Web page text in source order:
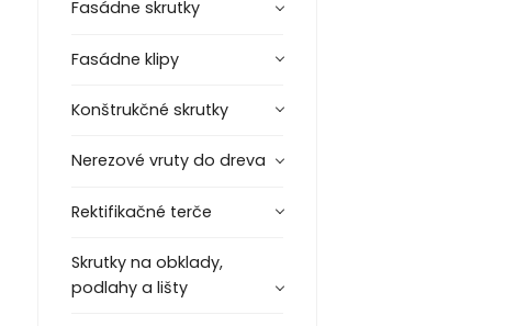
Fasádne skrutky
Fasádne klipy
Konštrukčné skrutky
Nerezové vruty do dreva
Rektifikačné terče
Skrutky na obklady,
podlahy a lišty